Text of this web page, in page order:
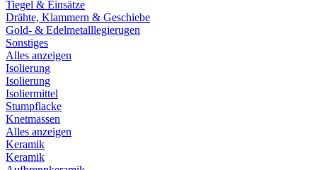
Tiegel & Einsätze
Drähte, Klammern & Geschiebe
Gold- & Edelmetalllegierugen
Sonstiges
Alles anzeigen
Isolierung
Isolierung
Isoliermittel
Stumpflacke
Knetmassen
Alles anzeigen
Keramik
Keramik